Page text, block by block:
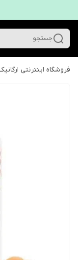
جستجو
فروشگاه اینترنتی